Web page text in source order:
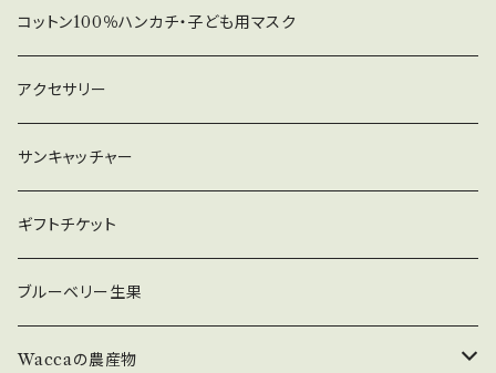
コットン100％ハンカチ・子ども用マスク
アクセサリー
サンキャッチャー
ギフトチケット
ブルーベリー生果
Waccaの農産物